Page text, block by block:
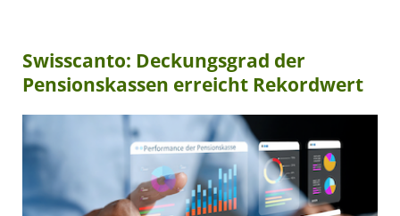
Swisscanto: Deckungsgrad der
Pensionskassen erreicht Rekordwert